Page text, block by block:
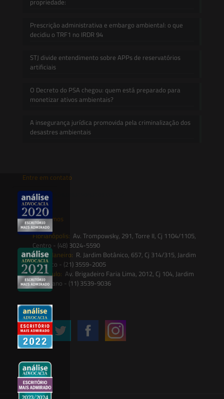
Prescrição administrativa e embargo ambiental: o que
decidiu o TRF1 no IRDR 94
STJ divide entendimento sobre APPs de reservatórios
artificiais
O Decreto do PSA chegou: quem está preparado para
monetizar ativos ambientais?
A insegurança jurídica promovida pela criminalização dos
desastres ambientais
Entre em contato
contato@saesadvogados.com.br
Onde estamos
Florianópolis: Av. Trompowsky, 291, Torre II, Cj 1104/1105,
Centro - (48) 3024-5590
Rio de Janeiro: R. Jardim Botânico, 657, Cj 314/315, Jardim
Botânico - (21) 3559-2005
São Paulo: Av. Brigadeiro Faria Lima, 2012, Cj 104, Jardim
Paulistano - (11) 3539-9036
Siga-nos